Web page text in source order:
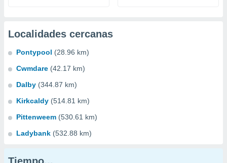
Localidades cercanas
Pontypool (28.96 km)
Cwmdare (42.17 km)
Dalby (344.87 km)
Kirkcaldy (514.81 km)
Pittenweem (530.61 km)
Ladybank (532.88 km)